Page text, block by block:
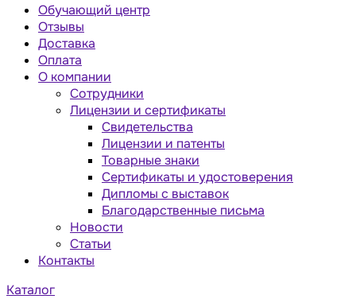
Обучающий центр
Отзывы
Доставка
Оплата
О компании
Сотрудники
Лицензии и сертификаты
Свидетельства
Лицензии и патенты
Товарные знаки
Сертификаты и удостоверения
Дипломы с выставок
Благодарственные письма
Новости
Статьи
Контакты
Каталог